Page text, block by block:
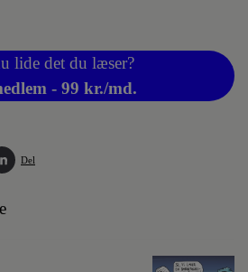
lide det du læser?
- 99 kr./md.
Del